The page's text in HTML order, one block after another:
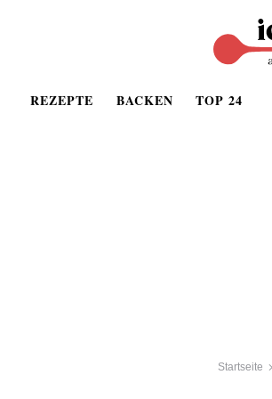
REZEPTE BACKEN TOP 24
Startseite